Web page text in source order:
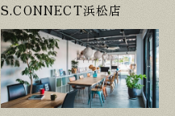
S.CONNECT浜松店